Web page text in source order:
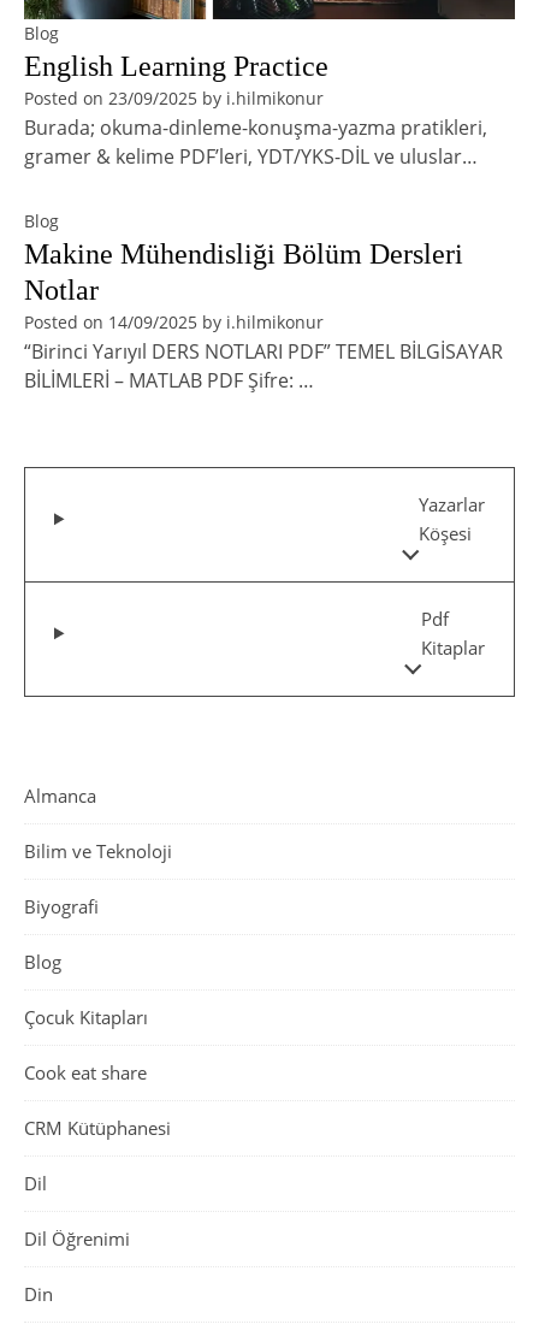
Blog
English Learning Practice
Posted on 23/09/2025 by i.hilmikonur
Burada; okuma-dinleme-konuşma-yazma pratikleri,
gramer & kelime PDF’leri, YDT/YKS-DİL ve uluslar…
Blog
Makine Mühendisliği Bölüm Dersleri
Notlar
Posted on 14/09/2025 by i.hilmikonur
“Birinci Yarıyıl DERS NOTLARI PDF” TEMEL BİLGİSAYAR
BİLİMLERİ – MATLAB PDF Şifre: …
Yazarlar
Köşesi
Pdf
Kitaplar
Almanca
Bilim ve Teknoloji
Biyografi
Blog
Çocuk Kitapları
Cook eat share
CRM Kütüphanesi
Dil
Dil Öğrenimi
Din